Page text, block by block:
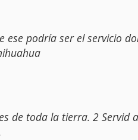
ese podría ser el servicio
de toda la tierra. 2 Servid